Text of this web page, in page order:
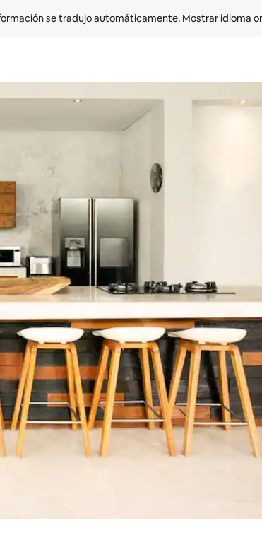
se tradujo automáticamente. Mostrar idioma
flecha hacia arriba y hacia abajo o explorá deslizando